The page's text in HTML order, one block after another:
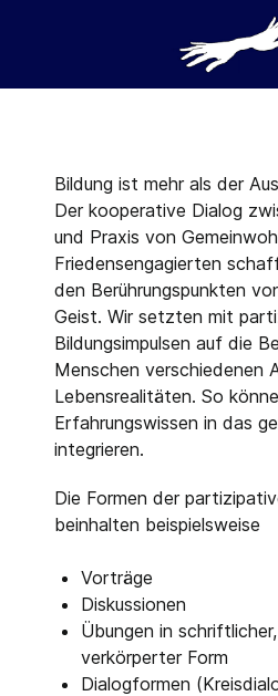
Bildung ist mehr als der
Der kooperative Dialog
und Praxis von
Friedensengagierten
den Berührungspunkten
Geist. Wir setzten mit
Bildungsimpulsen auf die
Menschen verschiedenen
Lebensrealitäten. So
Erfahrungswissen in das
integrieren.
Die Formen der
beinhalten beispielsweise
Vorträge
Diskussionen
Übungen in
verkörperter Form
Dialogformen